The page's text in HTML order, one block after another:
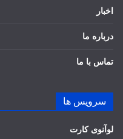
اخبار
درباره ما
تماس با ما
سرویس ها
لوآنوی کارت